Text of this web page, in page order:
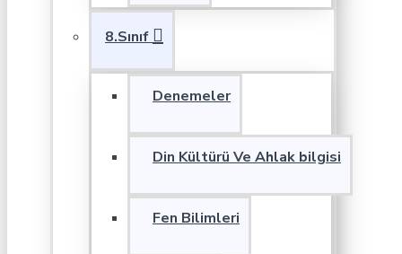
8.Sınıf
Denemeler
Din Kültürü Ve Ahlak bilgisi
Fen Bilimleri